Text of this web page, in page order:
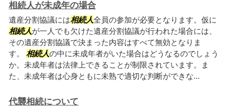
相続人が未成年の場合
遺産分割協議には相続人全員の参加が必要となります。仮に
相続人が一人でも欠けた遺産分割協議が行われた場合には、
その遺産分割協議で決まった内容はすべて無効となりま
す。 相続人の中に未成年者がいた場合はどうなるのでしょう
か。未成年者は法律上できることが制限されています。ま
た、未成年者は心身ともに未熟で適切な判断ができな...
代襲相続について